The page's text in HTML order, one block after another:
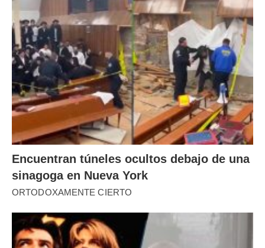
Encuentran túneles ocultos debajo de una
sinagoga en Nueva York
ORTODOXAMENTE CIERTO